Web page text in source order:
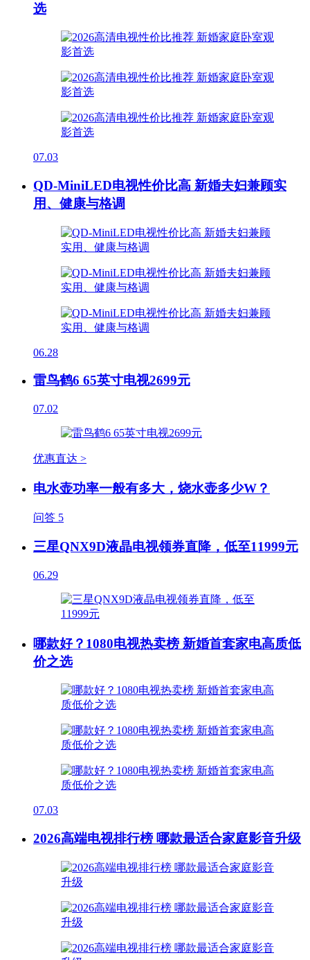
选
07.03
QD-MiniLED电视性价比高 新婚夫妇兼顾实
用、健康与格调
06.28
雷鸟鹤6 65英寸电视2699元
07.02
优惠直达 >
电水壶功率一般有多大，烧水壶多少W？
问答 5
三星QNX9D液晶电视领券直降，低至11999元
06.29
哪款好？1080电视热卖榜 新婚首套家电高质低
价之选
07.03
2026高端电视排行榜 哪款最适合家庭影音升级